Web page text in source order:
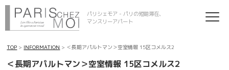
パリシェモア - パリの短期滞在、
マンスリーアパート
TOP > INFORMATION > ＜長期アパルトマン＞空室情報 15区コメルス2
＜長期アパルトマン＞空室情報 15区コメルス2